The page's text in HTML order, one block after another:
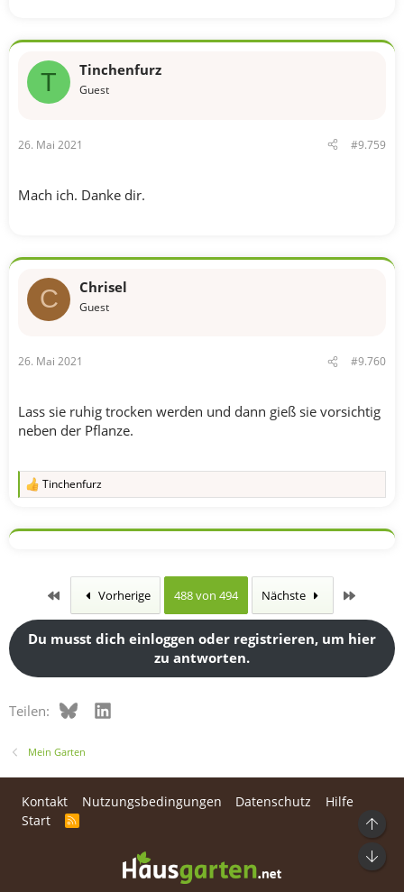
T Tinchenfurz
Guest
26. Mai 2021 #9.759
Mach ich. Danke dir.
C Chrisel
Guest
26. Mai 2021 #9.760
Lass sie ruhig trocken werden und dann gieß sie vorsichtig
neben der Pflanze.
R
k
n
Tinchenfurz
Erste Vorherige 488 von 494 Nächste
Du musst dich einloggen oder registrieren, um hier
zu antworten.
Teilen: BlueskyLinkedIn
Mein Garten
Kontakt Nutzungsbedingungen Datenschutz
Hilfe
Start
R